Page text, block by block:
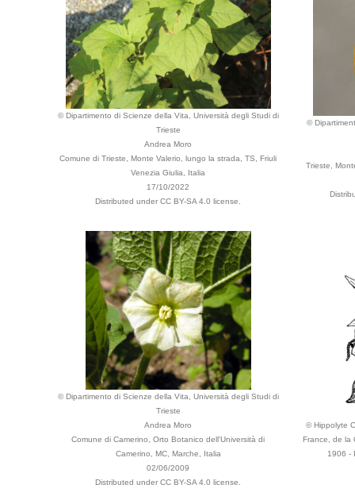
© Dipartimento di Scienze della Vita, Università degli Studi di
Trieste
Andrea Moro
Comune di Trieste, Monte Valerio, lungo la strada, TS, Friuli
Venezia Giulia, Italia
17/10/2022
Distributed under CC BY-SA 4.0 license.
©
Trieste,
© Dipartimento di Scienze della Vita, Università degli Studi di
Trieste
Andrea Moro
Comune di Camerino, Orto Botanico dell'Università di
Camerino, MC, Marche, Italia
02/06/2009
Distributed under CC BY-SA 4.0 license.
© Hippolyte
France, de la
1906 -